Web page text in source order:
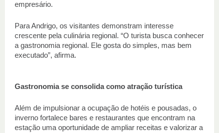
empresário.
Para Andrigo, os visitantes demonstram interesse
crescente pela culinária regional. “O turista busca conhecer
a gastronomia regional. Ele gosta do simples, mas bem
executado”, afirma.
Gastronomia se consolida como atração turística
Além de impulsionar a ocupação de hotéis e pousadas, o
inverno fortalece bares e restaurantes que encontram na
estação uma oportunidade de ampliar receitas e valorizar a